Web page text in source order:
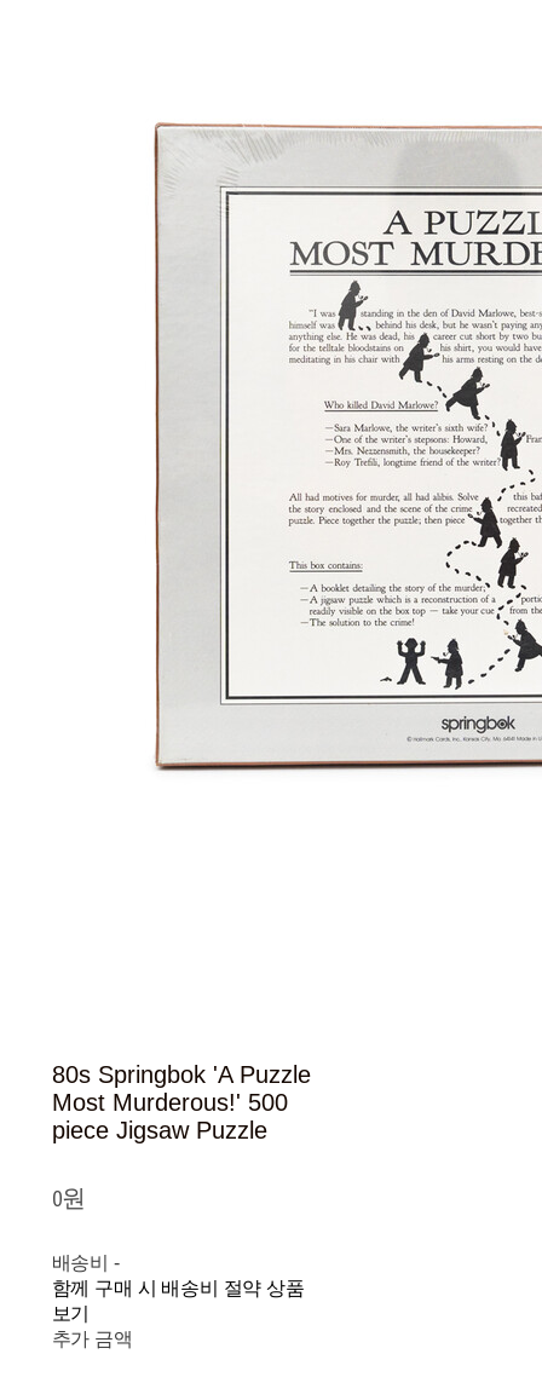
80s Springbok 'A Puzzle
Most Murderous!' 500
piece Jigsaw Puzzle
0원
배송비 -
함께 구매 시 배송비 절약 상품
보기
추가 금액